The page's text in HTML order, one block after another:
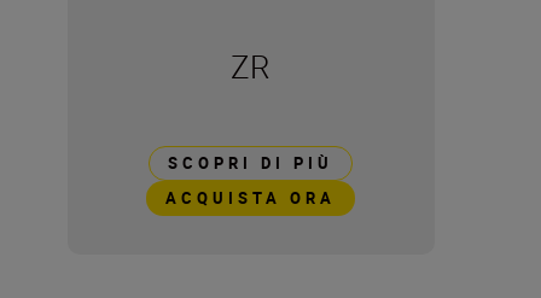
ZR
SCOPRI DI PIÙ
ACQUISTA ORA